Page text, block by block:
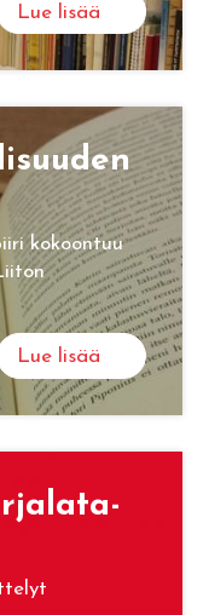
Lue lisää
kokoontuu
Lue lisää